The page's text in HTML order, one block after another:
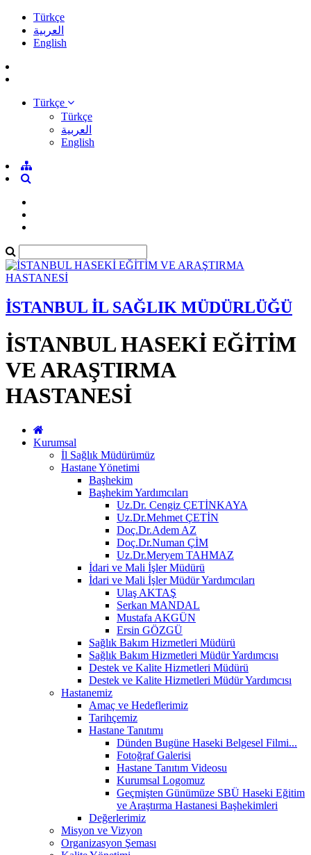
Türkçe
العربية
English
Türkçe
Türkçe
العربية
English
İSTANBUL İL SAĞLIK MÜDÜRLÜĞÜ
İSTANBUL HASEKİ EĞİTİM
VE ARAŞTIRMA
HASTANESİ
Kurumsal
İl Sağlık Müdürümüz
Hastane Yönetimi
Başhekim
Başhekim Yardımcıları
Uz.Dr. Cengiz ÇETİNKAYA
Uz.Dr.Mehmet ÇETİN
Doç.Dr.Adem AZ
Doç.Dr.Numan ÇİM
Uz.Dr.Meryem TAHMAZ
İdari ve Mali İşler Müdürü
İdari ve Mali İşler Müdür Yardımcıları
Ulaş AKTAŞ
Serkan MANDAL
Mustafa AKGÜN
Ersin GÖZGÜ
Sağlık Bakım Hizmetleri Müdürü
Sağlık Bakım Hizmetleri Müdür Yardımcısı
Destek ve Kalite Hizmetleri Müdürü
Destek ve Kalite Hizmetleri Müdür Yardımcısı
Hastanemiz
Amaç ve Hedeflerimiz
Tarihçemiz
Hastane Tanıtımı
Dünden Bugüne Haseki Belgesel Filmi...
Fotoğraf Galerisi
Hastane Tanıtım Videosu
Kurumsal Logomuz
Geçmişten Günümüze SBÜ Haseki Eğitim
ve Araştırma Hastanesi Başhekimleri
Değerlerimiz
Misyon ve Vizyon
Organizasyon Şeması